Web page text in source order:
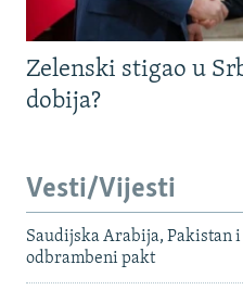
Zelenski stigao u
dobija?
Vesti/Vijesti
Saudijska Arabija, Pakistan
odbrambeni pakt